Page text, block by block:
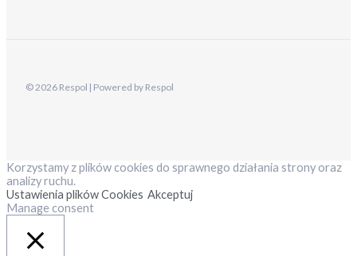
© 2026 Respol | Powered by Respol
Korzystamy z plików cookies do sprawnego działania strony oraz
analizy ruchu.
Ustawienia plików Cookies Akceptuj
Manage consent